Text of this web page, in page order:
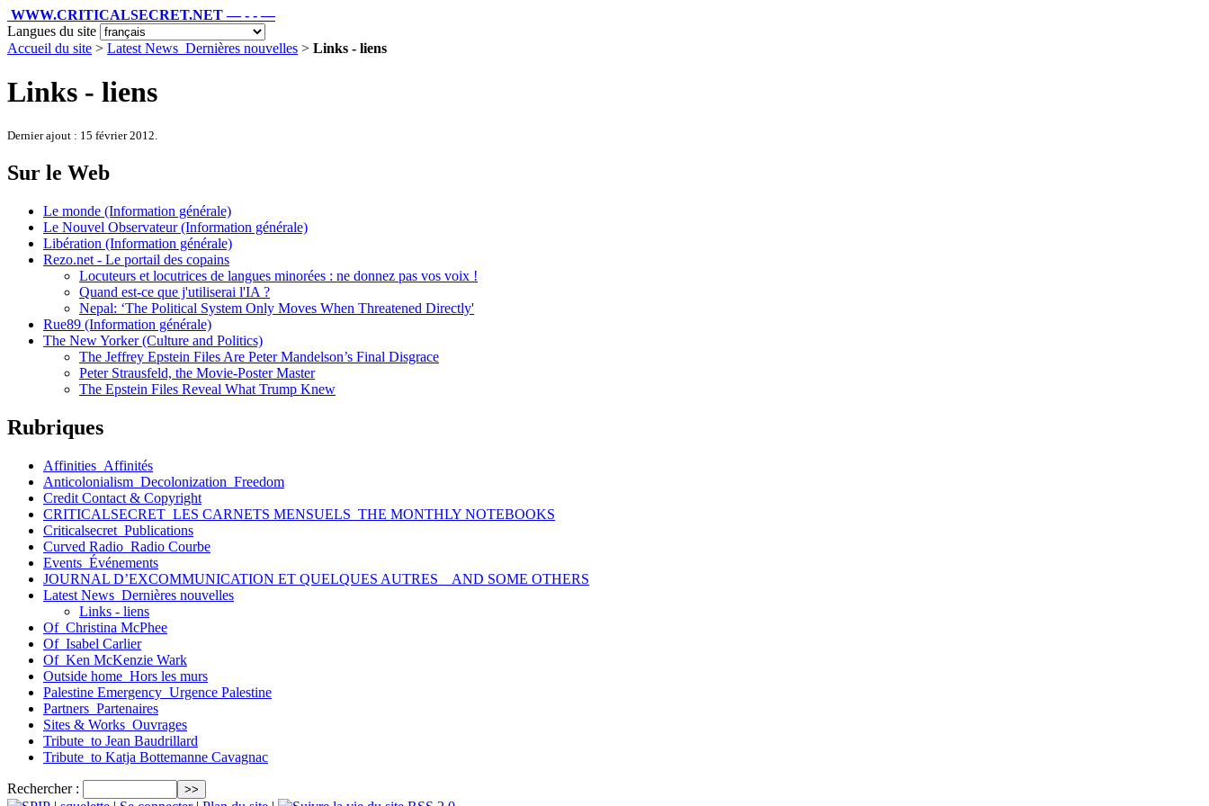
WWW.CRITICALSECRET.NET — - - —
Langues du site
Accueil du site > Latest News_Dernières nouvelles > Links - liens
Links - liens
Dernier ajout : 15 février 2012.
Sur le Web
Le monde (Information générale)
Le Nouvel Observateur (Information générale)
Libération (Information générale)
Rezo.net - Le portail des copains
Locuteurs et locutrices de langues minorées : ne donnez pas vos voix !
Quand est-ce que j'utiliserai l'IA ?
Nepal: ‘The Political System Only Moves When Threatened Directly'
Rue89 (Information générale)
The New Yorker (Culture and Politics)
The Jeffrey Epstein Files Are Peter Mandelson’s Final Disgrace
Peter Strausfeld, the Movie-Poster Master
The Epstein Files Reveal What Trump Knew
Rubriques
Affinities_Affinités
Anticolonialism_Decolonization_Freedom
Credit Contact & Copyright
CRITICALSECRET_LES CARNETS MENSUELS_THE MONTHLY NOTEBOOKS
Criticalsecret_Publications
Curved Radio_Radio Courbe
Events_Événements
JOURNAL D’EXCOMMUNICATION ET QUELQUES AUTRES _ AND SOME OTHERS
Latest News_Dernières nouvelles
Links - liens
Of_Christina McPhee
Of_Isabel Carlier
Of_Ken McKenzie Wark
Outside home_Hors les murs
Palestine Emergency_Urgence Palestine
Partners_Partenaires
Sites & Works_Ouvrages
Tribute_to Jean Baudrillard
Tribute_to Katja Bottemanne Cavagnac
Rechercher :